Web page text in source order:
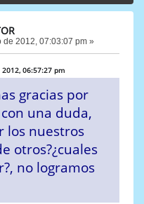
de 2012, 07:03:07 pm »
06:57:27 pm
gracias por
una duda,
los nuestros
otros?¿cuales
no logramos